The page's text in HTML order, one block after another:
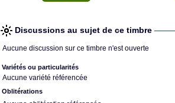
Discussions au sujet de ce timbre
Aucune discussion sur ce timbre n'est ouverte
Variétés ou particularités
Aucune variété référencée
Oblitérations